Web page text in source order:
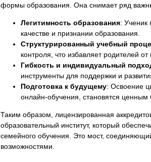
формы образования. Она снимает ряд
Легитимность образования: Ученик
качестве и признании образования.
Структурированный учебный
контроля, что избавляет родителей
Гибкость и индивидуальный
инструменты для поддержки и
Подготовка к будущему: Освоение
онлайн-обучения, становятся
Таким образом, лицензированная
образовательный институт, который
семейного обучения. Это мост,
возможностями.